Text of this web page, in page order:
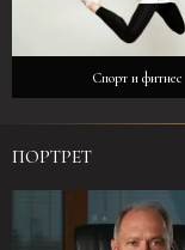
Спорт и фитнес
ПОРТРЕТ